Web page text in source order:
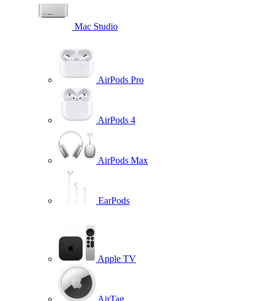
Mac Studio
AirPods Pro
AirPods 4
AirPods Max
EarPods
Apple TV